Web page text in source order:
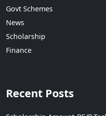
Govt Schemes
News
Scholarship
Finance
Recent Posts